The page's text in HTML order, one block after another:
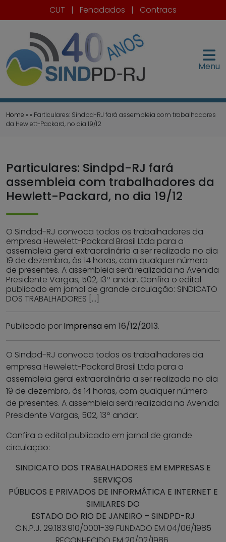
CUT | Fenadados | Contracs
Menu
Home » » Particulares: Sindpd-RJ fará assembleia com trabalhadores
da Hewlett-Packard, no dia 19/12
Particulares: Sindpd-RJ fará
assembleia com trabalhadores da
Hewlett-Packard, no dia 19/12
O Sindpd-RJ convoca todos os trabalhadores da
empresa Hewelett-Packard Brasil Ltda para a
assembleia geral extraordinária a ser realizada no dia
19 de dezembro, às 14 horas, com qualquer número
de presentes. A assembleia será realizada na Avenida
Presidente Vargas, 502, 13º andar. Confira o edital
publicado em jornal de grande circulação: SINDICATO
DOS TRABALHADORES […]
Publicado por Imprensa em 16/12/2013.
O Sindpd-RJ convoca todos os trabalhadores da
empresa Hewelett-Packard Brasil Ltda para a
assembleia geral extraordinária a ser realizada no dia
19 de dezembro, às 14 horas, com qualquer número
de presentes. A assembleia será realizada na Avenida
Presidente Vargas, 502, 13º andar.
Confira o edital publicado em jornal de grande
circulação:
SINDICATO DOS TRABALHADORES EM EMPRESAS E
SERVIÇOS
PÚBLICOS E PRIVADOS DE INFORMÁTICA E INTERNET E
SIMILARES DO
ESTADO DO RIO DE JANEIRO – SINDPD-RJ
C.N.P.J. 29.183.910/0001-39 FUNDADO EM 04/06/1985